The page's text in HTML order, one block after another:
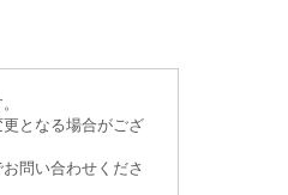
となる場合がござ
問い合わせくださ